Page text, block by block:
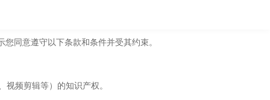
同意遵守以下条款和条件并受其约束。
频剪辑等）的知识产权。